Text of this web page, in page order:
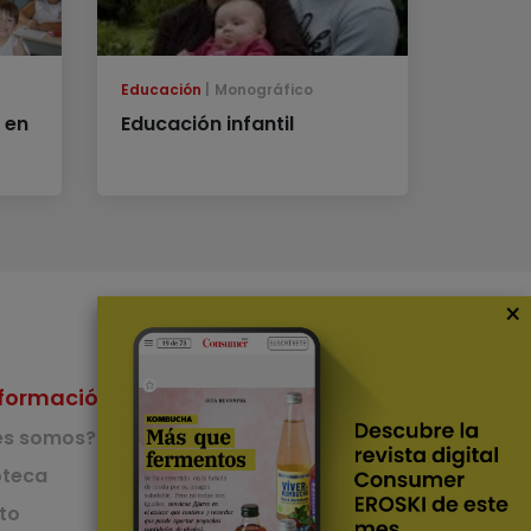
Educación Monográfico
Educación infantil
somos?
Nuestras Apps
App de recetas
×